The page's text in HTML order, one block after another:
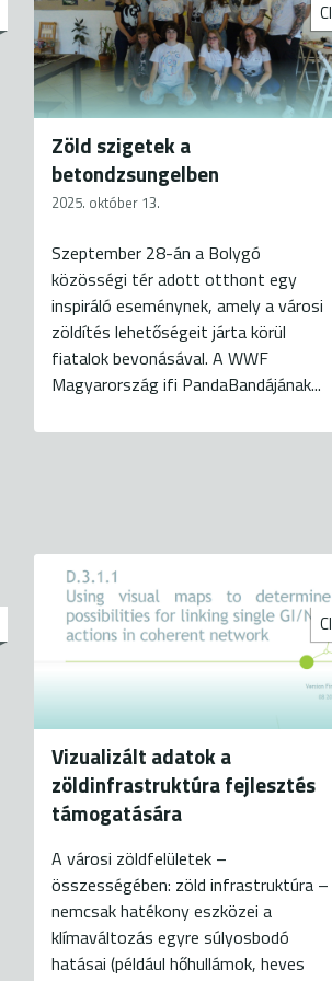
Zöld szigetek a
betondzsungelben
2025. október 13.
Szeptember 28-án a Bolygó
közösségi tér adott otthont egy
inspiráló eseménynek, amely a városi
zöldítés lehetőségeit járta körül
fiatalok bevonásával. A WWF
Magyarország ifi PandaBandájának...
Vizualizált adatok a
zöldinfrastruktúra fejlesztés
támogatására
A városi zöldfelületek –
összességében: zöld infrastruktúra –
nemcsak hatékony eszközei a
klímaváltozás egyre súlyosbodó
hatásai (például hőhullámok, heves